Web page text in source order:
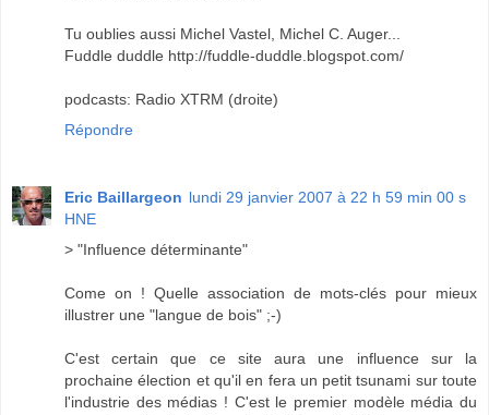
Tu oublies aussi Michel Vastel, Michel C. Auger...
Fuddle duddle http://fuddle-duddle.blogspot.com/
podcasts: Radio XTRM (droite)
Répondre
Eric Baillargeon lundi 29 janvier 2007 à 22 h 59 min 00 s
HNE
> "Influence déterminante"
Come on ! Quelle association de mots-clés pour mieux
illustrer une "langue de bois" ;-)
C'est certain que ce site aura une influence sur la
prochaine élection et qu'il en fera un petit tsunami sur toute
l'industrie des médias ! C'est le premier modèle média du